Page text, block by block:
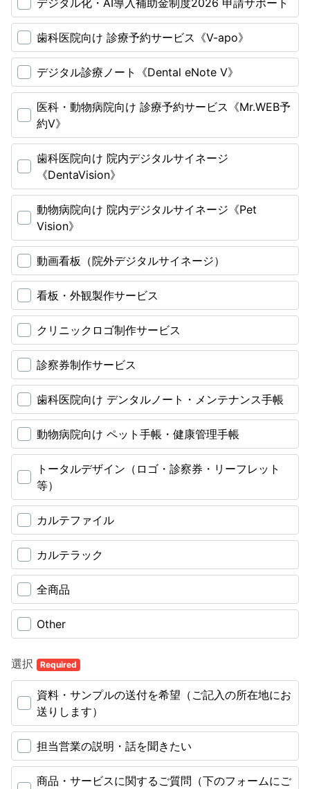
デジタル化・AI導入補助金制度2026 申請サポート
歯科医院向け 診療予約サービス《V-apo》
デジタル診療ノート《Dental eNote V》
医科・動物病院向け 診療予約サービス《Mr.WEB予
約V》
歯科医院向け 院内デジタルサイネージ
《DentaVision》
動物病院向け 院内デジタルサイネージ《Pet
Vision》
動画看板（院外デジタルサイネージ）
看板・外観製作サービス
クリニックロゴ制作サービス
診察券制作サービス
歯科医院向け デンタルノート・メンテナンス手帳
動物病院向け ペット手帳・健康管理手帳
トータルデザイン（ロゴ・診察券・リーフレット
等）
カルテファイル
カルテラック
全商品
Other
選択 Required
資料・サンプルの送付を希望（ご記入の所在地にお
送りします）
担当営業の説明・話を聞きたい
商品・サービスに関するご質問（下のフォームにご